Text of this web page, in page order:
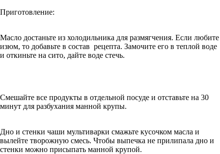
Приготовление:
Масло достаньте из холодильника для размягчения. Если любите
изюм, то добавьте в состав рецепта. Замочите его в теплой воде
и откиньте на сито, дайте воде стечь.
Смешайте все продукты в отдельной посуде и отставьте на 30
минут для разбухания манной крупы.
Дно и стенки чаши мультиварки смажьте кусочком масла и
вылейте творожную смесь. Чтобы выпечка не прилипала дно и
стенки можно присыпать манной крупой.